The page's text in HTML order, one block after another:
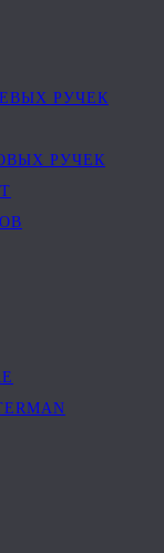
РУЧЕК
РУЧЕК